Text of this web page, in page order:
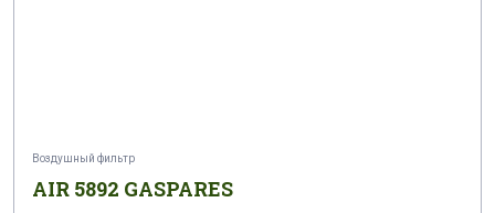
Воздушный фильтр
AIR 5892 GASPARES